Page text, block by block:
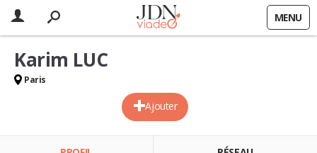
MENU
Ajouter
Karim LUC
Paris